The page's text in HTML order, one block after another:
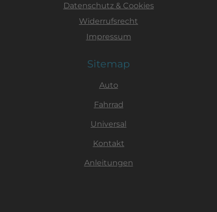
Datenschutz & Cookies
Widerrufsrecht
Impressum
Sitemap
Auto
Fahrrad
Universal
Kontakt
Anleitungen